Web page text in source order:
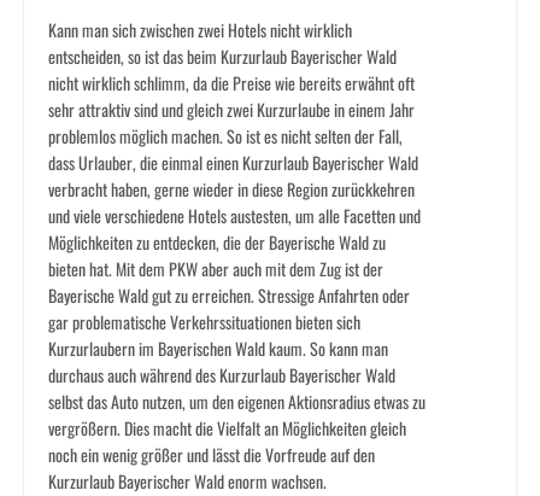
Kann man sich zwischen zwei Hotels nicht wirklich
entscheiden, so ist das beim Kurzurlaub Bayerischer Wald
nicht wirklich schlimm, da die Preise wie bereits erwähnt oft
sehr attraktiv sind und gleich zwei Kurzurlaube in einem Jahr
problemlos möglich machen. So ist es nicht selten der Fall,
dass Urlauber, die einmal einen Kurzurlaub Bayerischer Wald
verbracht haben, gerne wieder in diese Region zurückkehren
und viele verschiedene Hotels austesten, um alle Facetten und
Möglichkeiten zu entdecken, die der Bayerische Wald zu
bieten hat. Mit dem PKW aber auch mit dem Zug ist der
Bayerische Wald gut zu erreichen. Stressige Anfahrten oder
gar problematische Verkehrssituationen bieten sich
Kurzurlaubern im Bayerischen Wald kaum. So kann man
durchaus auch während des Kurzurlaub Bayerischer Wald
selbst das Auto nutzen, um den eigenen Aktionsradius etwas zu
vergrößern. Dies macht die Vielfalt an Möglichkeiten gleich
noch ein wenig größer und lässt die Vorfreude auf den
Kurzurlaub Bayerischer Wald enorm wachsen.